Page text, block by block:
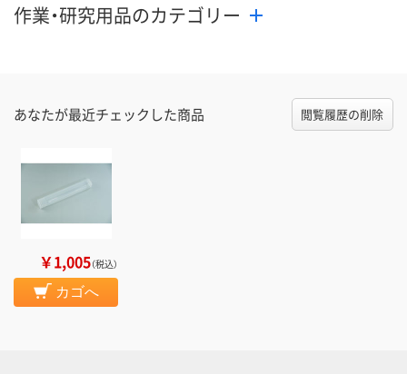
作業・研究用品のカテゴリー
あなたが最近チェックした商品 閲覧履歴の削除
￥1,005（税込）
カゴへ